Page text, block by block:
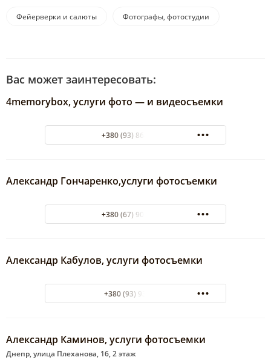
Фейерверки и салюты Фотографы, фотостудии
Вас может заинтересовать:
4memorybox, услуги фото — и видеосъемки
+380 (93) 864-95-47
Александр Гончаренко,услуги фотосъемки
+380 (67) 905-49-49
Александр Кабулов, услуги фотосъемки
+380 (93) 9330872
Александр Каминов, услуги фотосъемки
Днепр, улица Плеханова, 16, 2 этаж